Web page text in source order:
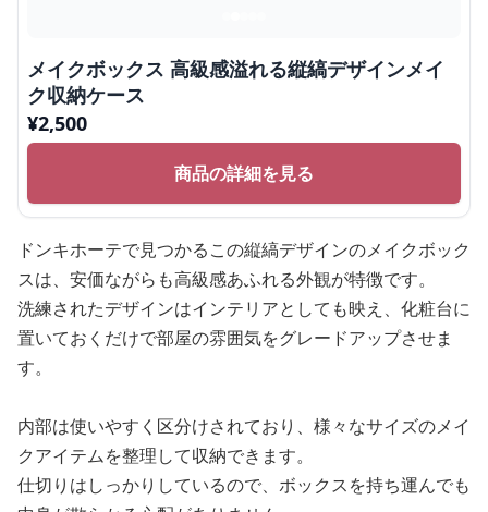
メイクボックス 高級感溢れる縦縞デザインメイ
ク収納ケース
¥2,500
商品の詳細を見る
ドンキホーテで見つかるこの縦縞デザインのメイクボック
スは、安価ながらも高級感あふれる外観が特徴です。
洗練されたデザインはインテリアとしても映え、化粧台に
置いておくだけで部屋の雰囲気をグレードアップさせま
す。
内部は使いやすく区分けされており、様々なサイズのメイ
クアイテムを整理して収納できます。
仕切りはしっかりしているので、ボックスを持ち運んでも